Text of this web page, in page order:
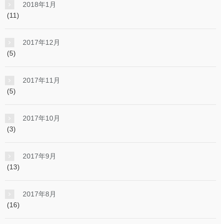
2018年1月
(11)
2017年12月
(5)
2017年11月
(5)
2017年10月
(3)
2017年9月
(13)
2017年8月
(16)